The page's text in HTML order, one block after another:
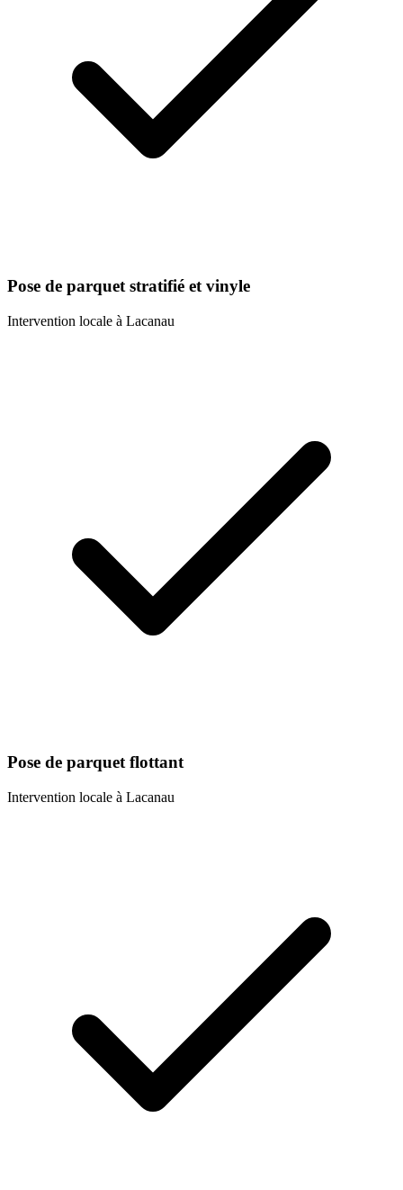
Pose de parquet stratifié et vinyle
Intervention locale à Lacanau
Pose de parquet flottant
Intervention locale à Lacanau